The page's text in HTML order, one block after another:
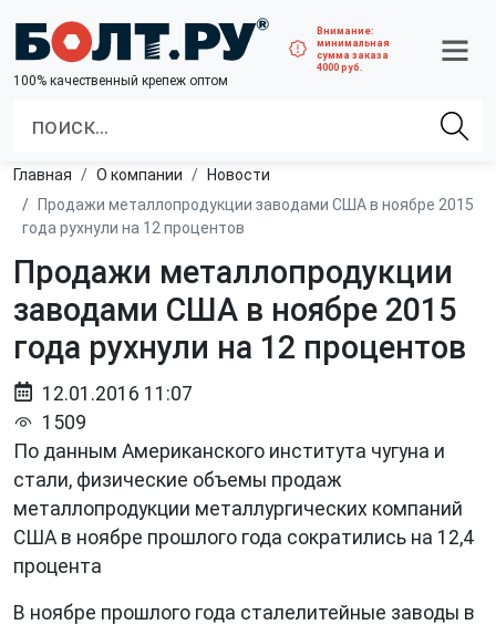
100% качественный крепеж оптом
Внимание:
минимальная
сумма заказа
4000 руб.
Главная О компании
Новости
Продажи металлопродукции заводами США в ноябре 2015
года рухнули на 12 процентов
Продажи металлопродукции
заводами США в ноябре 2015
года рухнули на 12 процентов
12.01.2016 11:07
1509
По данным Американского института чугуна и
стали, физические объемы продаж
металлопродукции металлургических компаний
США в ноябре прошлого года сократились на 12,4
процента
В ноябре прошлого года сталелитейные заводы в